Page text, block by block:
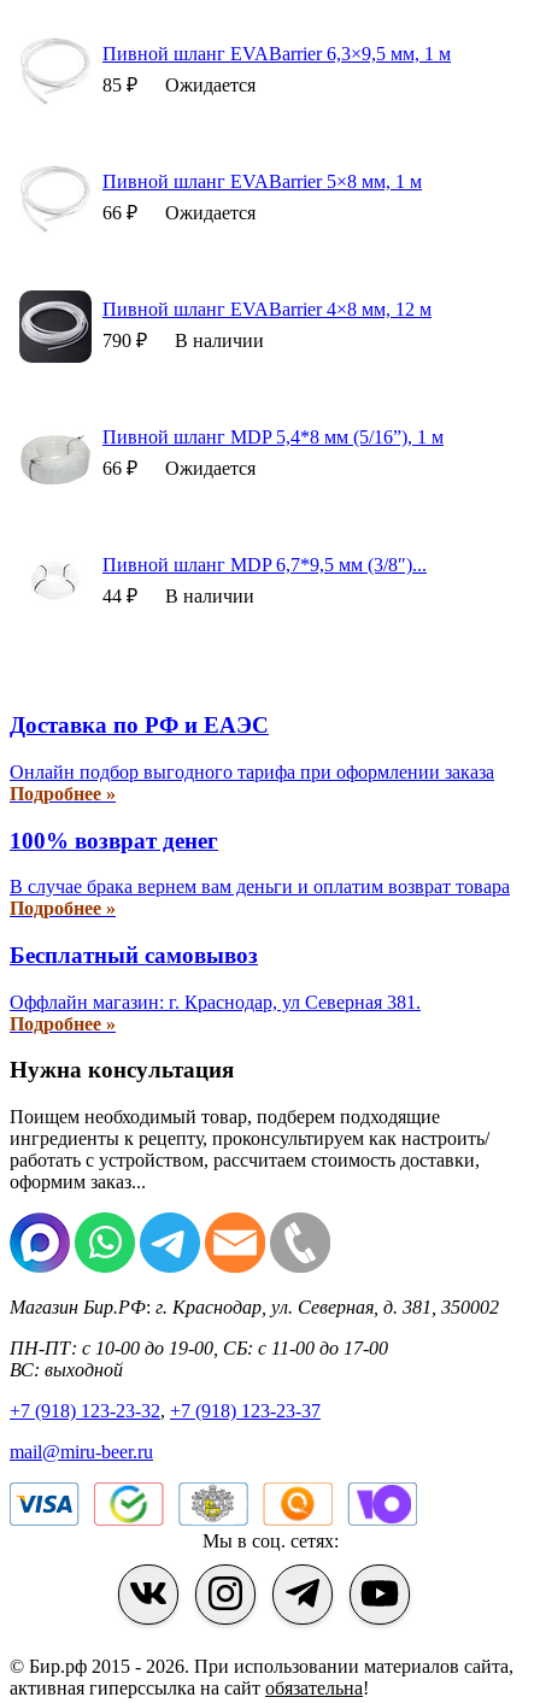
Пивной шланг EVABarrier 6,3×9,5 мм, 1 м
85 ₽
Ожидается
Пивной шланг EVABarrier 5×8 мм, 1 м
66 ₽
Ожидается
Пивной шланг EVABarrier 4×8 мм, 12 м
790 ₽
В наличии
Пивной шланг MDP 5,4*8 мм (5/16”), 1 м
66 ₽
Ожидается
Пивной шланг MDP 6,7*9,5 мм (3/8″)...
44 ₽
В наличии
Доставка по РФ и EAЭС
Онлайн подбор выгодного тарифа при оформлении заказа
Подробнее »
100% возврат денег
В случае брака вернем вам деньги и оплатим возврат товара
Подробнее »
Бесплатный самовывоз
Оффлайн магазин: г. Краснодар, ул Северная 381.
Подробнее »
Нужна консультация
Поищем необходимый товар, подберем подходящие
ингредиенты к рецепту, проконсультируем как настроить/
работать с устройством, рассчитаем стоимость доставки,
оформим заказ...
Магазин Бир.РФ: г. Краснодар ул. Северная, д. 381 350002
ПН-ПТ: с 10-00 до 19-00, СБ: с 11-00 до 17-00
ВС: выходной
+7 (918) 123-23-32, +7 (918) 123-23-37
mail@miru-beer.ru
Мы в соц. сетях:
© Бир.рф 2015 - 2026. При использовании материалов сайта,
активная гиперссылка на сайт обязательна!